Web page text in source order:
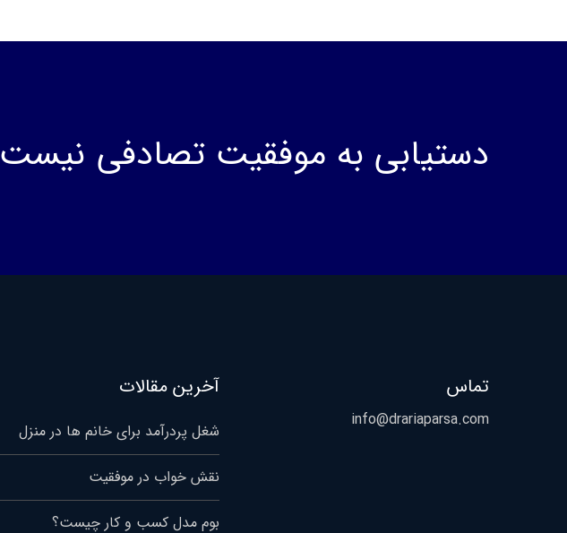
دستیابی به موفقیت تصادفی نیست
تماس
info@drariaparsa.com
آخرین مقالات
شغل پردرآمد برای خانم ها در منزل
نقش خواب در موفقیت
بوم مدل کسب و کار چیست؟